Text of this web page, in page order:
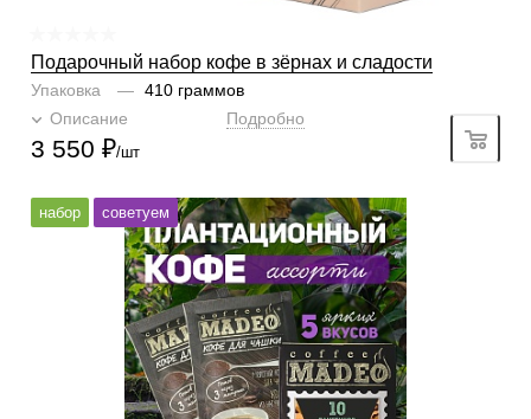
Подарочный набор кофе в зёрнах и сладости
Упаковка — 410 граммов
Описание
Подробно
3 550 ₽/шт
набор советуем
Готовим
чашка, турка
Степень обжарки средняя
без кислинки
Содержание арабики 100 %
2 3 4 5 6
1/6
2 3 4 5
4/6
2 3 4 5 6
6/6
2 3 4 5 6
6/6
Бразилия Santos, Мексика Chiapas, Гватемала Antigua,